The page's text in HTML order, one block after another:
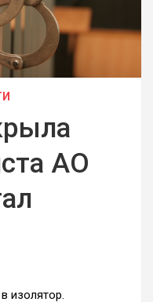
АО
изолятор.